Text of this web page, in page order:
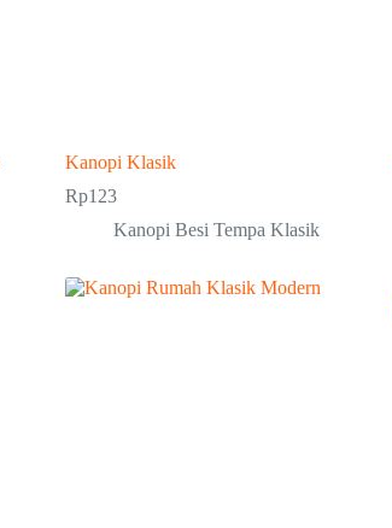
Kanopi Klasik
Rp123
Kanopi Besi Tempa Klasik